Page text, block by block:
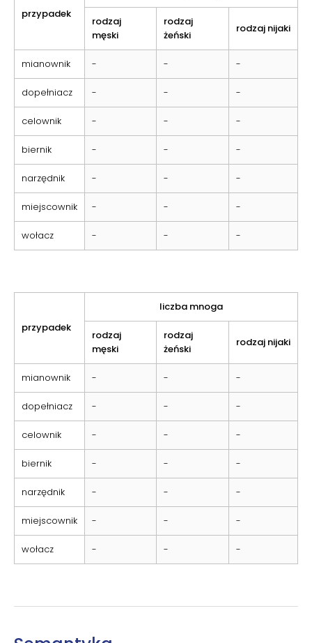
przypadek
rodzaj
męski
rodzaj
żeński
rodzaj nijaki
mianownik - - -
dopełniacz - - -
celownik - - -
biernik - - -
narzędnik - - -
miejscownik - - -
wołacz - - -
przypadek
liczba mnoga
rodzaj
męski
rodzaj
żeński
rodzaj nijaki
mianownik - - -
dopełniacz - - -
celownik - - -
biernik - - -
narzędnik - - -
miejscownik - - -
wołacz - - -